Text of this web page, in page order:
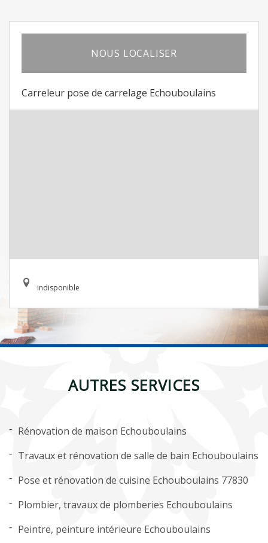
NOUS LOCALISER
Carreleur pose de carrelage Echouboulains
indisponible
AUTRES SERVICES
Rénovation de maison Echouboulains
Travaux et rénovation de salle de bain Echouboulains
Pose et rénovation de cuisine Echouboulains 77830
Plombier, travaux de plomberies Echouboulains
Peintre, peinture intérieure Echouboulains